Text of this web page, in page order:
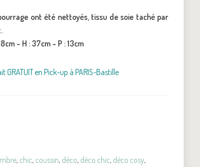
ont été nettoyés, tissu de soie taché par
– H : 37cm – P : 13cm
GRATUIT en Pick-up à PARIS-Bastille
, chic, coussin, déco, déco chic, déco cosy,